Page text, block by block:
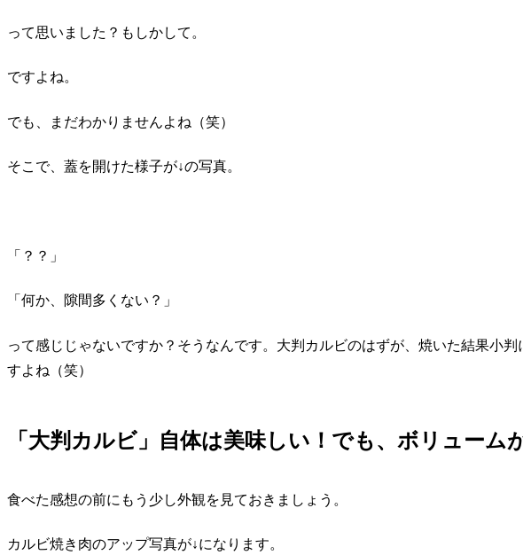
って思いました？もしかして。
ですよね。
でも、まだわかりませんよね（笑）
そこで、蓋を開けた様子が↓の写真。
「？？」
「何か、隙間多くない？」
って感じじゃないですか？そうなんです。大判カルビのはずが、焼いた結果小
すよね（笑）
「大判カルビ」自体は美味しい！でも、ボリューム
食べた感想の前にもう少し外観を見ておきましょう。
カルビ焼き肉のアップ写真が↓になります。